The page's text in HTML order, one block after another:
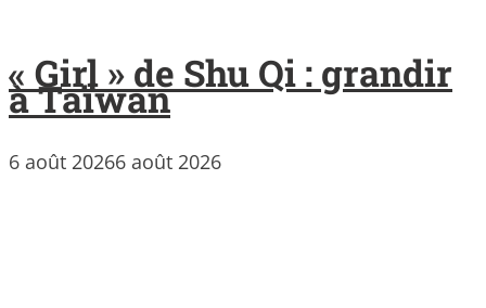
« Girl » de Shu Qi : grandir
à Taïwan
6 août 20266 août 2026